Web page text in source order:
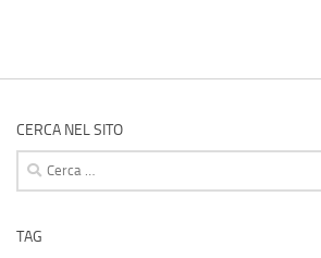
CERCA NEL SITO
Ricerca
per:
TAG